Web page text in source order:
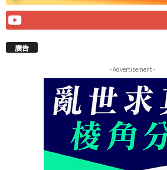
廣告
- Advertisement -